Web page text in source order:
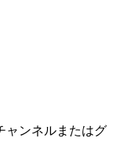
ャンネルまたはグ